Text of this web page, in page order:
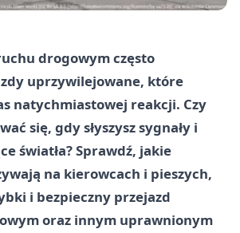
drogowym często
uprzywilejowane, które
natychmiastowej reakcji. Czy
się, gdy słyszysz sygnały i
światła? Sprawdź, jakie
na kierowcach i pieszych,
i bezpieczny przejazd
oraz innym uprawnionym